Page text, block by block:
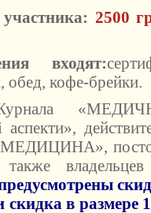
2500
входят:
обед, кофе-брейки.
«
аспекти»,
владельцев
скидка в размере